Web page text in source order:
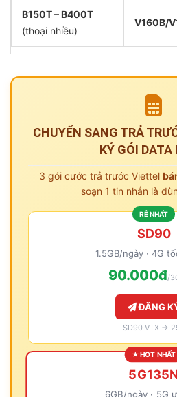
B150T – B400T
(thoại nhiều)
V160B/
CHUYỂN SANG TRẢ
KÝ GÓI DATA
3 gói cước trả trước Viettel
soạn 1 tin nhắn là
RẺ NHẤT
SD90
1.5GB/ngày · 4G
90.000đ/
ĐĂNG
SD90 VTX →
★ HOT NHẤT
6GB/ngày · 5G